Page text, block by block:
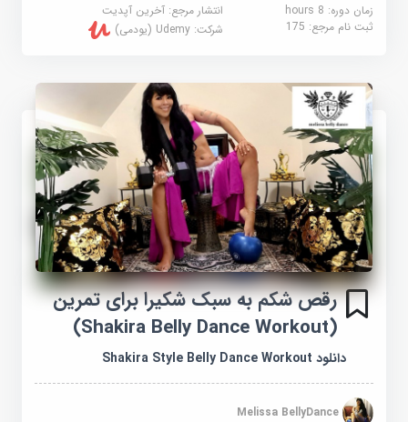
زمان دوره: 8 hours
انتشار مرجع:آخرین آپدیت
ثبت نام مرجع:175 شرکت:Udemy (یودمی)
رقص شکم به سبک شکیرا برای تمرین
(Shakira Belly Dance Workout)
دانلود Shakira Style Belly Dance Workout
Melissa BellyDance